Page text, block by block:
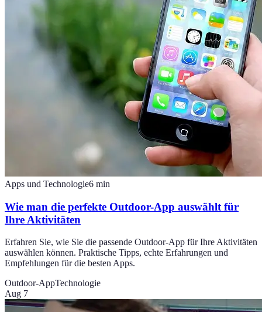
Apps und Technologie6 min
Wie man die perfekte Outdoor-App auswählt für
Ihre Aktivitäten
Erfahren Sie, wie Sie die passende Outdoor-App für Ihre Aktivitäten
auswählen können. Praktische Tipps, echte Erfahrungen und
Empfehlungen für die besten Apps.
Outdoor-AppTechnologie
Aug 7